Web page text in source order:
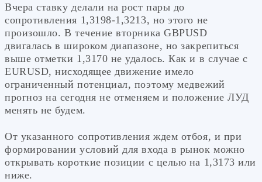
Вчера ставку делали на рост пары до
сопротивления 1,3198-1,3213, но этого не
произошло. В течение вторника GBPUSD
двигалась в широком диапазоне, но закрепиться
выше отметки 1,3170 не удалось. Как и в случае с
EURUSD, нисходящее движение имело
ограниченный потенциал, поэтому медвежий
прогноз на сегодня не отменяем и положение ЛУД
менять не будем.
От указанного сопротивления ждем отбоя, и при
формировании условий для входа в рынок можно
открывать короткие позиции с целью на 1,3173 или
ниже.